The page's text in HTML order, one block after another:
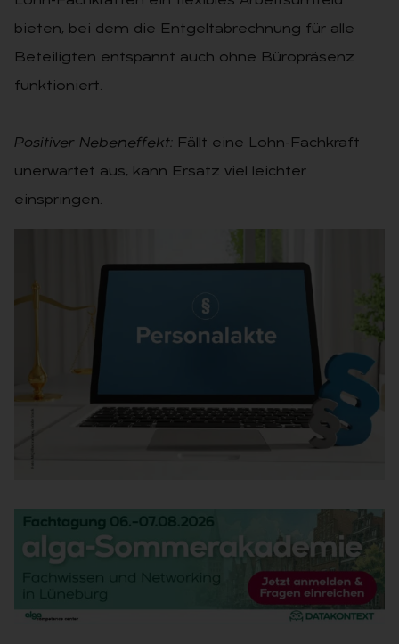
bieten, bei dem die Entgeltabrechnung für alle
Beteiligten entspannt auch ohne Büro­präsenz
funktioniert.
Positiver Nebeneffekt: Fällt eine Lohn-Fachkraft
unerwartet aus, kann Ersatz viel leichter
einspringen.